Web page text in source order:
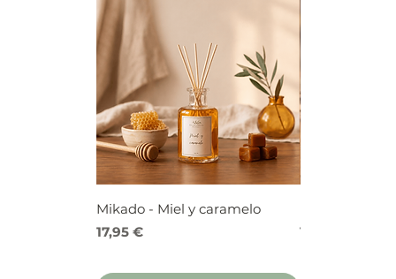
Mikado - Miel y caramelo
Precio
17,95 €
Precio
17,95 €